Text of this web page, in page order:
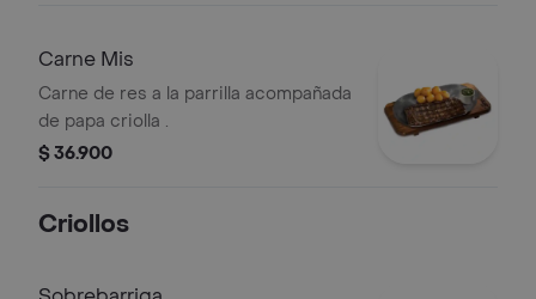
Carne Mis
Carne de res a la parrilla acompañada
de papa criolla .
$ 36.900
Criollos